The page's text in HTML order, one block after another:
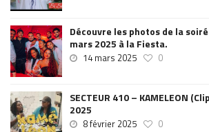
Découvre les photos de la
mars 2025 à la Fiesta.
14 mars 2025 0
SECTEUR 410 – KAMELEON
2025
8 février 2025 0